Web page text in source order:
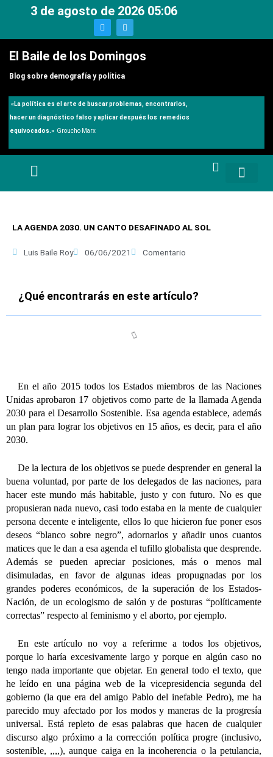
3 de agosto de 2026 05:06
T
w
i
t
r
T
e
l
g
r
a
m
El Baile de los Domingos
Blog sobre demografía y política
«La política es el arte de buscar problemas, encontrarlos,
hacer un diagnóstico falso y aplicar después los remedios
equivocados.» Groucho Marx
LA AGENDA 2030. UN CANTO DESAFINADO AL SOL
Luis Baile Roy 06/06/2021 Comentario
¿Qué encontrarás en este artículo?
En el año 2015 todos los Estados miembros de las Naciones
Unidas aprobaron 17 objetivos como parte de la llamadaAgenda
2030 para el Desarrollo Sostenible. Esa agenda establece, además
un plan para lograr los objetivos en 15 años, es decir, para el año
2030.
De la lectura de los objetivos se puede desprender en general la
buena voluntad, por parte de los delegados de las naciones, para
hacer este mundo más habitable, justo y con futuro. No es que
propusieran nada nuevo, casi todo estaba en la mente de cualquier
persona decente e inteligente, ellos lo que hicieron fue poner esos
deseos “blanco sobre negro”, adornarlos y añadir unos cuantos
matices que le dan a esa agenda el tufillo globalista que desprende.
Además se pueden apreciar posiciones, más o menos mal
disimuladas, en favor de algunas ideas propugnadas por los
grandes poderes económicos, de la superación de los Estados-
Nación, de un ecologismo de salón y de posturas “políticamente
correctas” respecto al feminismo y el aborto, por ejemplo.
En este artículo no voy a referirme a todos los objetivos,
porque lo haría excesivamente largo y porque en algún caso no
tengo nada importante que objetar. En general todo el texto, que
he leído en una página web de la vicepresidencia segunda del
gobierno (la que era del amigo Pablo del inefable Pedro), me ha
parecido muy afectado por los modos y maneras de la progresía
universal. Está repleto de esas palabras que hacen de cualquier
discurso algo próximo a la corrección política progre (inclusivo,
sostenible, ,,,,), aunque caiga en la incoherencia o la petulancia,